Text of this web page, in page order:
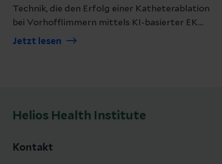
Technik, die den Erfolg einer Katheterablation
bei Vorhofflimmern mittels KI-basierter EKG-
Analyse genauer vorhersagen soll. Die
Jetzt lesen
Helios Health Institute
Kontakt